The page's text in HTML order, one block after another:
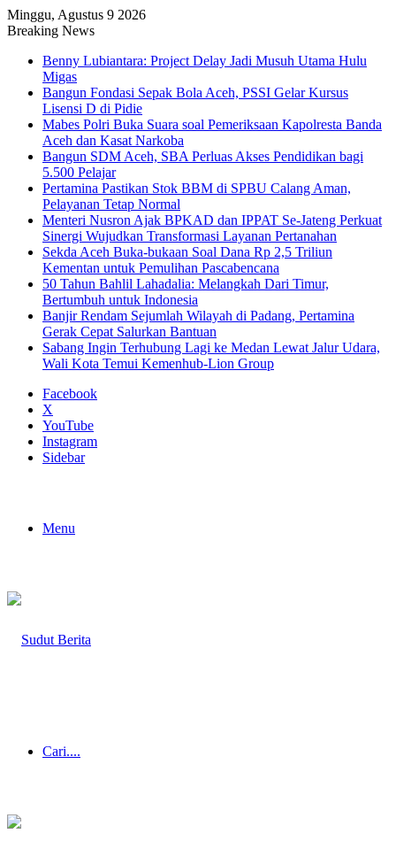
Minggu, Agustus 9 2026
Breaking News
Benny Lubiantara: Project Delay Jadi Musuh Utama Hulu
Migas
Bangun Fondasi Sepak Bola Aceh, PSSI Gelar Kursus
Lisensi D di Pidie
Mabes Polri Buka Suara soal Pemeriksaan Kapolresta Banda
Aceh dan Kasat Narkoba
Bangun SDM Aceh, SBA Perluas Akses Pendidikan bagi
5.500 Pelajar
Pertamina Pastikan Stok BBM di SPBU Calang Aman,
Pelayanan Tetap Normal
Menteri Nusron Ajak BPKAD dan IPPAT Se-Jateng Perkuat
Sinergi Wujudkan Transformasi Layanan Pertanahan
Sekda Aceh Buka-bukaan Soal Dana Rp 2,5 Triliun
Kementan untuk Pemulihan Pascabencana
50 Tahun Bahlil Lahadalia: Melangkah Dari Timur,
Bertumbuh untuk Indonesia
Banjir Rendam Sejumlah Wilayah di Padang, Pertamina
Gerak Cepat Salurkan Bantuan
Sabang Ingin Terhubung Lagi ke Medan Lewat Jalur Udara,
Wali Kota Temui Kemenhub-Lion Group
Facebook
X
YouTube
Instagram
Sidebar
Menu
Cari....